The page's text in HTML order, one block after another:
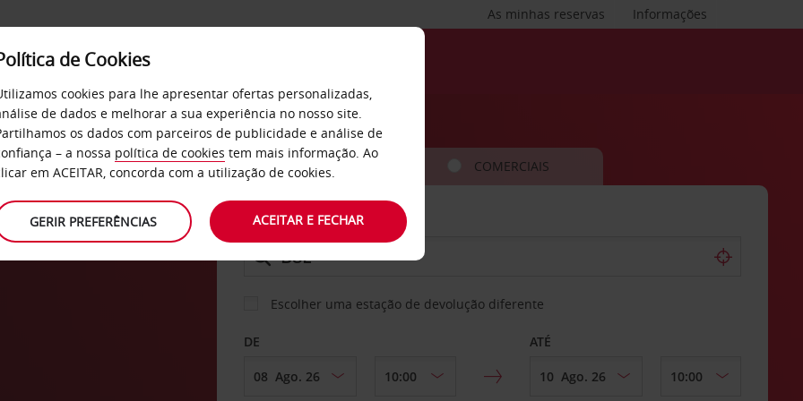
Informações
As minhas reservas
SERVIÇOS EMPRESAS
CARRO COMERCIAIS
LEVANTAR EM
Escolher uma estação de devolução diferente
DE ATÉ
de Cookies
cookies para lhe apresentar ofertas personalizadas,
de dados e melhorar a sua experiência no nosso site.
os dados com parceiros de publicidade e análise de
– a nossa política de cookies tem mais informação. Ao
em ACEITAR, concorda com a utilização de cookies.
GERIR PREFERÊNCIAS ACEITAR E FECHAR